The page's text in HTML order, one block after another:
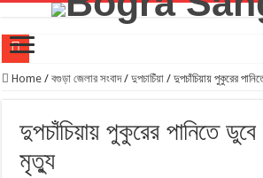
গ্যাস সংকট, বিদ্যুৎ ও দ্রব্যমূল্যের ঊর্ধ্বগতির প্রতিবাদে বগুড়ায় ১১
জুলাই অভ্যুত্থানের ২য় বর্ষপূতিতে বগুড়ায় ১১ দলের গণমিছিল
জুলাই গণঅভ্যুত্থানের স্মৃতি ধরে রাখতে বগুড়ায় আলোকচিত্র ও প্রামাণ্য
Home / বগুড়া জেলার সংবাদ / দুপচাচিঁয়া / দুপচাঁচিয়ায় পুকুরের
দুপচাঁচিয়ায় পুকুরের পানিতে
মৃত্যু